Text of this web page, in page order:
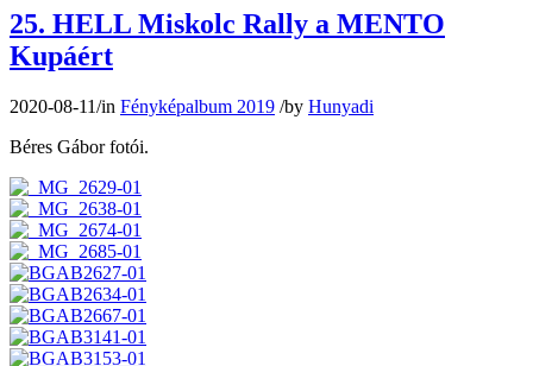
25. HELL Miskolc Rally a MENTO
Kupáért
2020-08-11/in Fényképalbum 2019 /by Hunyadi
Béres Gábor fotói.